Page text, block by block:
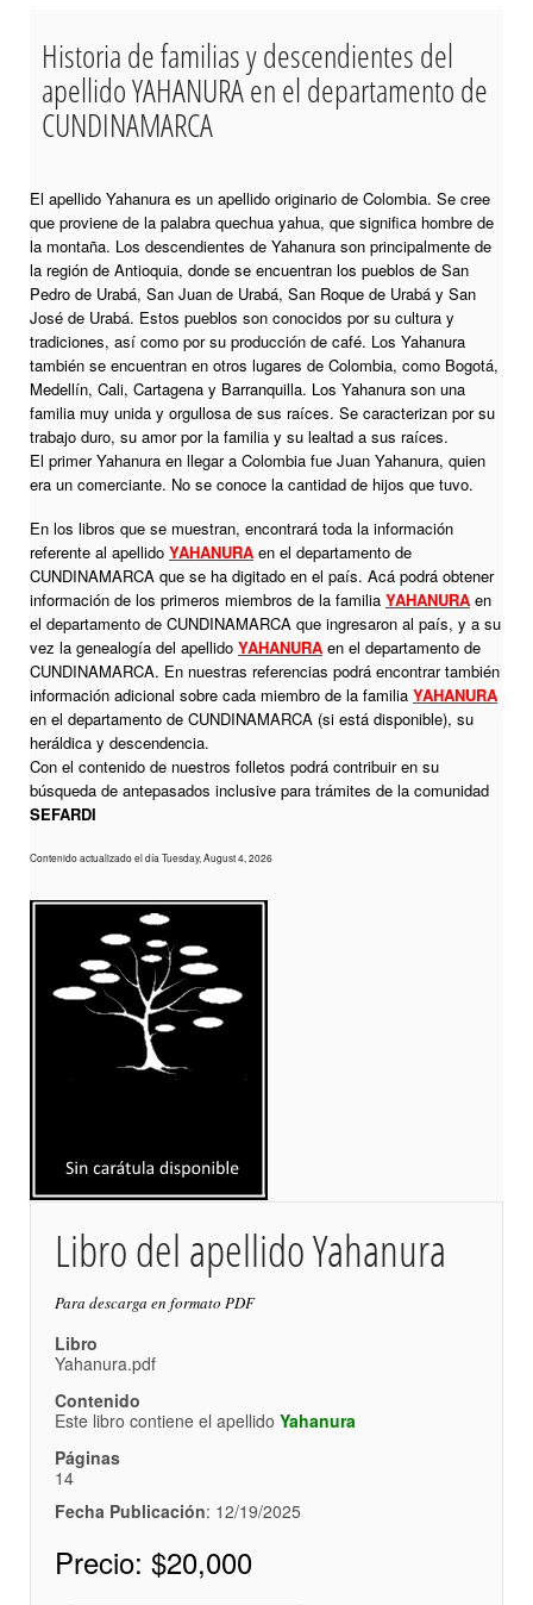
Historia de familias y descendientes del
apellido YAHANURA en el departamento de
CUNDINAMARCA
El apellido Yahanura es un apellido originario de Colombia. Se cree
que proviene de la palabra quechua yahua, que significa hombre de
la montaña. Los descendientes de Yahanura son principalmente de
la región de Antioquia, donde se encuentran los pueblos de San
Pedro de Urabá, San Juan de Urabá, San Roque de Urabá y San
José de Urabá. Estos pueblos son conocidos por su cultura y
tradiciones, así como por su producción de café. Los Yahanura
también se encuentran en otros lugares de Colombia, como Bogotá,
Medellín, Cali, Cartagena y Barranquilla. Los Yahanura son una
familia muy unida y orgullosa de sus raíces. Se caracterizan por su
trabajo duro, su amor por la familia y su lealtad a sus raíces.
El primer Yahanura en llegar a Colombia fue Juan Yahanura, quien
era un comerciante. No se conoce la cantidad de hijos que tuvo.
En los libros que se muestran, encontrará toda la información
referente al apellido YAHANURA en el departamento de
CUNDINAMARCA que se ha digitado en el país. Acá podrá obtener
información de los primeros miembros de la familia YAHANURA en
el departamento de CUNDINAMARCA que ingresaron al país, y a su
vez la genealogía del apellido YAHANURA en el departamento de
CUNDINAMARCA. En nuestras referencias podrá encontrar también
información adicional sobre cada miembro de la familia YAHANURA
en el departamento de CUNDINAMARCA (si está disponible), su
heráldica y descendencia.
Con el contenido de nuestros folletos podrá contribuir en su
búsqueda de antepasados inclusive para trámites de la comunidad
SEFARDI
Contenido actualizado el día Tuesday, August 4, 2026
Libro del apellido Yahanura
Para descarga en formato PDF
Libro
Yahanura.pdf
Contenido
Este libro contiene el apellido Yahanura
Páginas
14
Fecha Publicación: 12/19/2025
Precio: $20,000